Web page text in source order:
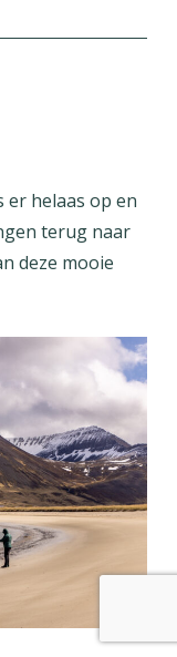
helaas op en
terug naar
deze mooie